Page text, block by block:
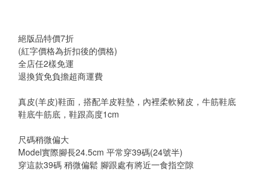
絕版品特價7折
(紅字價格為折扣後的價格)
全店任2樣免運
退換貨免負擔超商運費
真皮(羊皮)鞋面，搭配羊皮鞋墊，內裡柔軟豬皮，牛筋鞋底
鞋底牛筋底，鞋跟高度1cm
尺碼稍微偏大
Model實際腳長24.5cm 平常穿39碼(24號半)
穿這款39碼 稍微偏鬆 腳跟處有將近一食指空隙